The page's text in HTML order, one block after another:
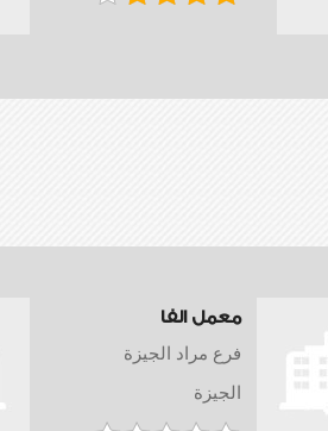
معمل الفا
فرع مراد الجيزة
الجيزة